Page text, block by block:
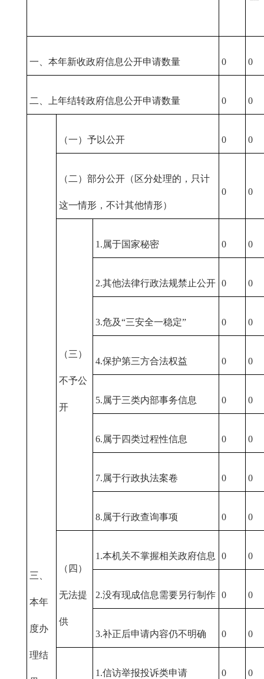
一、本年新收政府信息公开申请数量 0 0
二、上年结转政府信息公开申请数量 0 0
三、
本年
度办
理结
（一）予以公开 0 0
（二）部分公开（区分处理的，只计
这一情形，不计其他情形）
0 0
（三）
不予公
开
1.属于国家秘密 0 0
2.其他法律行政法规禁止公开 0 0
3.危及“三安全一稳定” 0 0
4.保护第三方合法权益 0 0
5.属于三类内部事务信息 0 0
6.属于四类过程性信息 0 0
7.属于行政执法案卷 0 0
8.属于行政查询事项 0 0
（四）
无法提
供
1.本机关不掌握相关政府信息 0 0
2.没有现成信息需要另行制作 0 0
3.补正后申请内容仍不明确 0 0
1.信访举报投诉类申请 0 0